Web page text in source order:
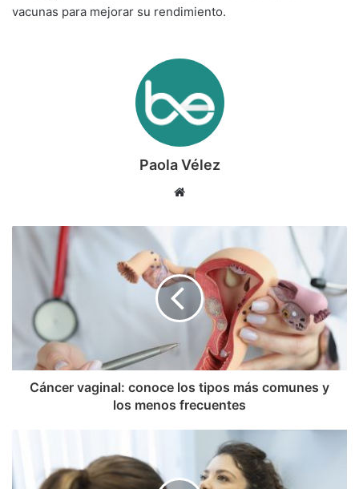
vacunas para mejorar su rendimiento.
Paola Vélez
Sitio
Cáncer vaginal: conoce los tipos más comunes y
los menos frecuentes